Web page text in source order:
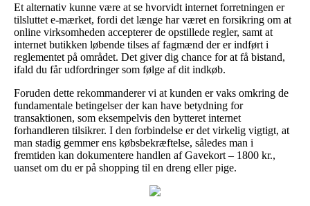
Et alternativ kunne være at se hvorvidt internet forretningen er
tilsluttet e-mærket, fordi det længe har været en forsikring om at
online virksomheden accepterer de opstillede regler, samt at
internet butikken løbende tilses af fagmænd der er indført i
reglementet på området. Det giver dig chance for at få bistand,
ifald du får udfordringer som følge af dit indkøb.
Foruden dette rekommanderer vi at kunden er vaks omkring de
fundamentale betingelser der kan have betydning for
transaktionen, som eksempelvis den bytteret internet
forhandleren tilsikrer. I den forbindelse er det virkelig vigtigt, at
man stadig gemmer ens købsbekræftelse, således man i
fremtiden kan dokumentere handlen af Gavekort – 1800 kr.,
uanset om du er på shopping til en dreng eller pige.